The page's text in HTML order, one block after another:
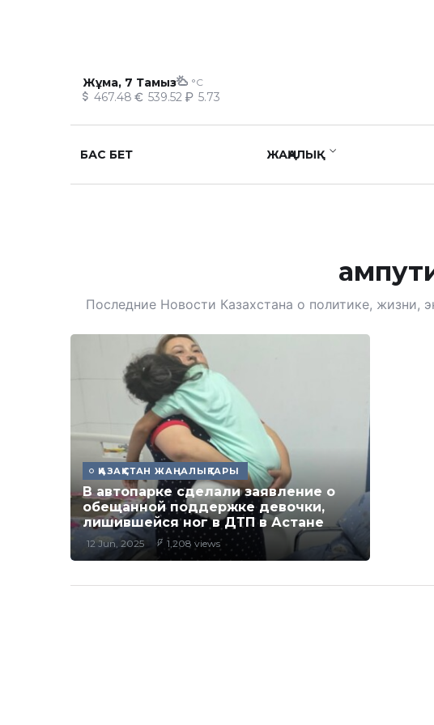
Жұма, 7 Тамыз °C
467.48 539.52 5.73
БАС БЕТ ЖАҢАЛЫҚ
Последние Новости Казахстана о политике, жизни,
ҚАЗАҚСТАН ЖАҢАЛЫҚТАРЫ
В автопарке сделали заявление о
обещанной поддержке девочки,
лишившейся ног в ДТП в Астане
12 Jun, 2025 1,208 views